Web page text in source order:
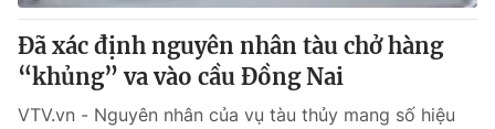
Tư vấn
Chuyên mục khác
Emagazine Podcast
Đã xác định nguyên nhân tàu chở hàng
“khủng” va vào cầu Đồng Nai
VTV.vn - Nguyên nhân của vụ tàu thủy mang số hiệu